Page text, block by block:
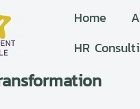
Home
HR